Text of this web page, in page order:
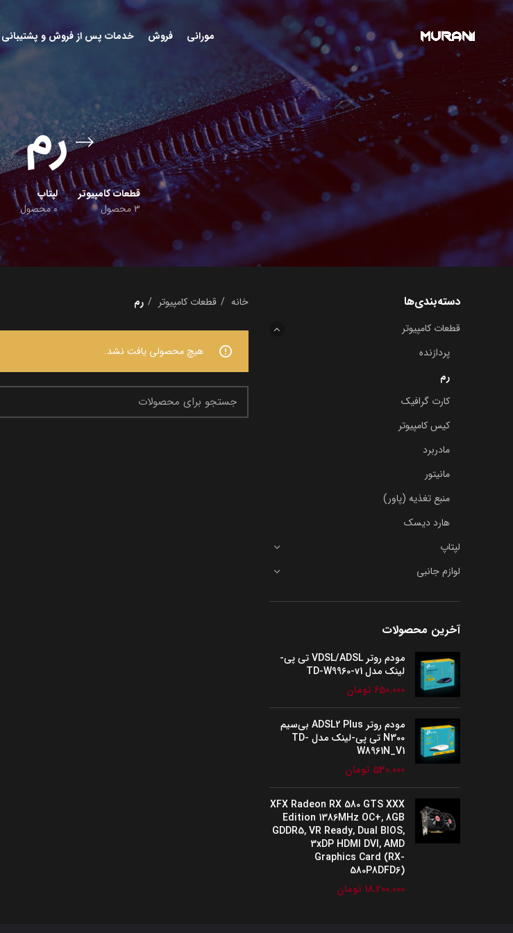
مورانی فروش خدمات پس از فروش و پشتیبانی
رم
قطعات کامپیوتر
3 محصول
لپتاپ
0 محصول
دسته‌بندی‌ها
قطعات کامپیوتر
پردازنده
رم
کارت گرافیک
کیس کامپیوتر
مادربرد
مانیتور
منبع تغذیه (پاور)
هارد دیسک
لپتاپ
لوازم جانبی
آخرین محصولات
مودم روتر VDSL/ADSL تی پی-
لینک مدل TD-W9960-v1
650.000 تومان
مودم روتر ADSL2 Plus بی‌سیم
N300 تی پی-لینک مدل TD-
W8961N_V1
530.000 تومان
XFX Radeon RX 580 GTS XXX
Edition 1386MHz OC+, 8GB
GDDR5, VR Ready, Dual BIOS,
3xDP HDMI DVI, AMD
Graphics Card (RX-
580P8DFD6)
18.200.000 تومان
خانه قطعات کامپیوتر رم
هیچ محصولی یافت نشد.